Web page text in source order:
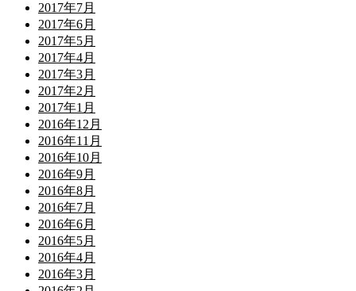
2017年7月
2017年6月
2017年5月
2017年4月
2017年3月
2017年2月
2017年1月
2016年12月
2016年11月
2016年10月
2016年9月
2016年8月
2016年7月
2016年6月
2016年5月
2016年4月
2016年3月